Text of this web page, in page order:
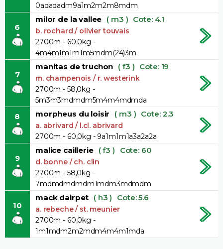
0adadadm9a1m2m2m8mdm
6
milor de la vallee ( m3 ) Cote: 4.1
b. rochard / olivier touvais
2700m - 60,0kg -
4m4m1m1m1m5mdm(24)3m
7
manitas de truchon ( f3 ) Cote: 19
m. champenois / r. westerink
2700m - 58,0kg -
5m3m3mdmdm5m4m4mdmda
8 morpheus du loisir ( m3 ) Cote: 2.3
a. abrivard / l.cl. abrivard
2700m - 60,0kg - 9a1m1m1a3a2a2a
9
malice caillerie ( f3 ) Cote: 60
d. bonne / ch. clin
2700m - 58,0kg -
7mdmdmdmdm1mdm3mdmdm
10
mack dairpet ( h3 ) Cote: 5.6
a. rebeche / st. meunier
2700m - 60,0kg -
1m1mdm2m2mdm4m4m1mda